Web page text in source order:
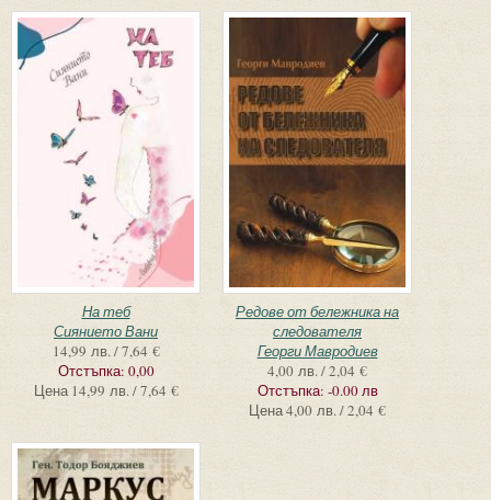
На теб
Сиянието Вани
14,99 лв. / 7,64 €
Отстъпка: 0,00
Цена 14,99 лв. / 7,64 €
Редове от бележника на
следователя
Георги Мавродиев
4,00 лв. / 2,04 €
Отстъпка: -0.00 лв
Цена4,00 лв. / 2,04 €